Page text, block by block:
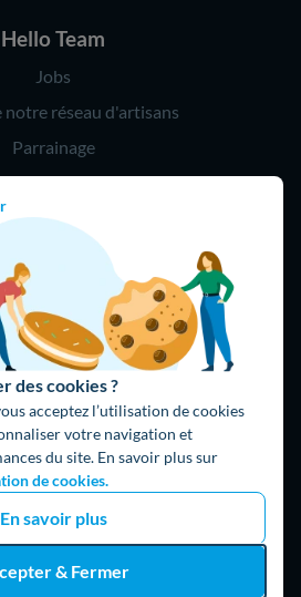
des cookies ?
acceptez l’utilisation de cookies
votre navigation et
du site. En savoir plus sur
de cookies.
En savoir plus
& Fermer
Hello Team
Jobs
notre réseau d'artisans
Parrainage
Hello !
18 60 60
(8h-21h)
75018 Paris
⚡ par Hello Watt
|CGU|Mentions légales